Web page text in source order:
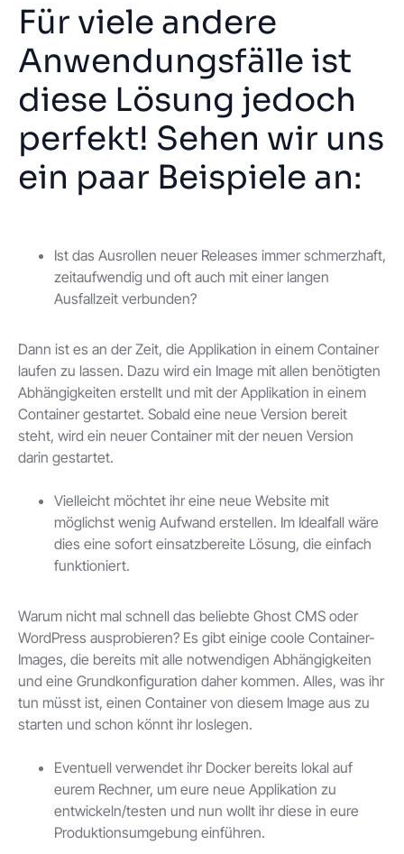
Für viele andere
Anwendungsfälle ist
diese Lösung jedoch
perfekt! Sehen wir uns
ein paar Beispiele an:
Ist das Ausrollen neuer Releases immer schmerzhaft,
zeitaufwendig und oft auch mit einer langen
Ausfallzeit verbunden?
Dann ist es an der Zeit, die Applikation in einem Container
laufen zu lassen. Dazu wird ein Image mit allen benötigten
Abhängigkeiten erstellt und mit der Applikation in einem
Container gestartet. Sobald eine neue Version bereit
steht, wird ein neuer Container mit der neuen Version
darin gestartet.
Vielleicht möchtet ihr eine neue Website mit
möglichst wenig Aufwand erstellen. Im Idealfall wäre
dies eine sofort einsatzbereite Lösung, die einfach
funktioniert.
Warum nicht mal schnell das beliebte Ghost CMS oder
WordPress ausprobieren? Es gibt einige coole Container-
Images, die bereits mit alle notwendigen Abhängigkeiten
und eine Grundkonfiguration daher kommen. Alles, was ihr
tun müsst ist, einen Container von diesem Image aus zu
starten und schon könnt ihr loslegen.
Eventuell verwendet ihr Docker bereits lokal auf
eurem Rechner, um eure neue Applikation zu
entwickeln/testen und nun wollt ihr diese in eure
Produktionsumgebung einführen.